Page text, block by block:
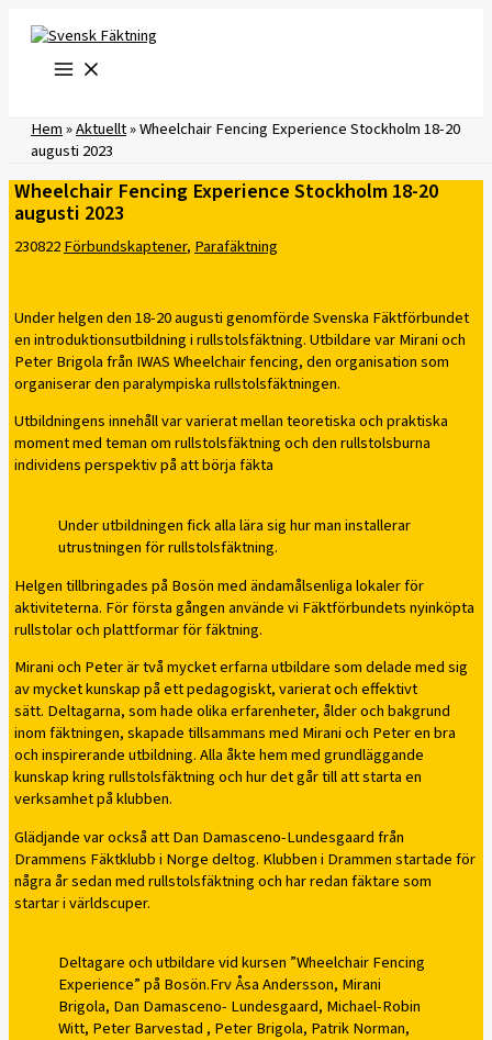
innehåll
Hem»Aktuellt»Wheelchair Fencing Experience Stockholm 18-20
augusti 2023
Wheelchair Fencing Experience Stockholm 18-20
augusti 2023
230822Förbundskaptener,Parafäktning
Under helgen den 18-20 augusti genomförde Svenska Fäktförbundet
en introduktionsutbildning i rullstolsfäktning. Utbildare var Mirani och
Peter Brigola från IWAS Wheelchair fencing, den organisation som
organiserar den paralympiska rullstolsfäktningen.
Utbildningens innehåll var varierat mellan teoretiska och praktiska
moment med teman om rullstolsfäktning och den rullstolsburna
individens perspektiv på att börja fäkta
Under utbildningen fick alla lära sig hur man installerar
utrustningen för rullstolsfäktning.
Helgen tillbringades på Bosön med ändamålsenliga lokaler för
aktiviteterna. För första gången använde vi Fäktförbundets nyinköpta
rullstolar och plattformar för fäktning.
Mirani och Peter är två mycket erfarna utbildare som delade med sig
av mycket kunskap på ett pedagogiskt, varierat och effektivt
sätt. Deltagarna, som hade olika erfarenheter, ålder och bakgrund
inom fäktningen, skapade tillsammans med Mirani och Peter en bra
och inspirerande utbildning. Alla åkte hem med grundläggande
kunskap kring rullstolsfäktning och hur det går till att starta en
verksamhet på klubben.
Glädjande var också att Dan Damasceno-Lundesgaard från
Drammens Fäktklubb i Norge deltog. Klubben i Drammen startade för
några år sedan med rullstolsfäktning och har redan fäktare som
startar i världscuper.
Deltagare och utbildare vid kursen ”Wheelchair Fencing
Experience” på Bosön.Frv Åsa Andersson, Mirani
Brigola, Dan Damasceno- Lundesgaard, Michael-Robin
Witt, Peter Barvestad , Peter Brigola, Patrik Norman,